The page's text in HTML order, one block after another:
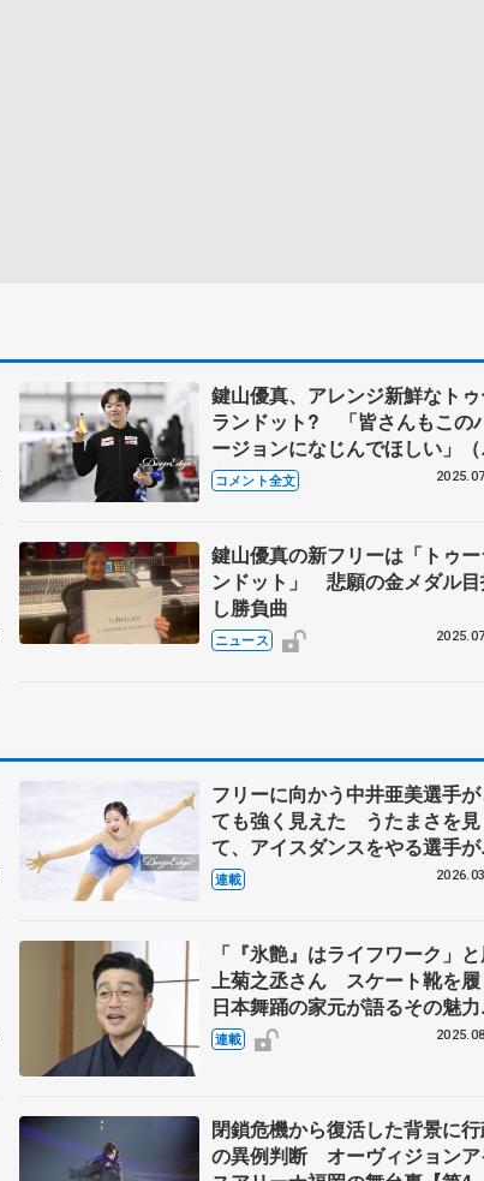
鍵山優真、アレンジ新鮮なト
ランドット? 「皆さんもこの
ージョンになじんでほしい」
宿囲み取材コメント全文）
コメント全文
鍵山優真の新フリーは「トゥー
ンドット」 悲願の金メダル目
し勝負曲
ニュース
フリーに向かう中井亜美選手が
ても強く見えた うたまさを見
て、アイスダンスをやる選手
てきてほしい【第5回・宮本賢
表現の設計図】
連載
「『氷艶』はライフワーク」
上菊之丞さん スケート靴を履
日本舞踊の家元が語るその魅
は？【インタビュー前編】
連載
閉鎖危機から復活した背景に
の異例判断 オーヴィジョンア